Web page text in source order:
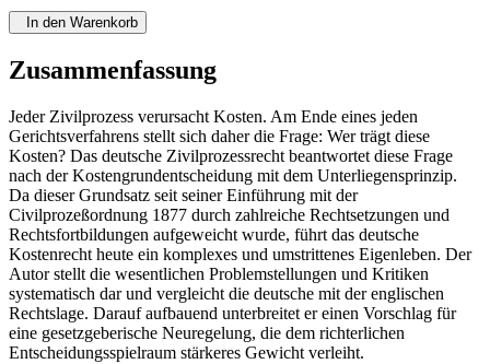
In den Warenkorb
Zusammenfassung
Jeder Zivilprozess verursacht Kosten. Am Ende eines jeden
Gerichtsverfahrens stellt sich daher die Frage: Wer trägt diese
Kosten? Das deutsche Zivilprozessrecht beantwortet diese Frage
nach der Kostengrundentscheidung mit dem Unterliegensprinzip.
Da dieser Grundsatz seit seiner Einführung mit der
Civilprozeßordnung 1877 durch zahlreiche Rechtsetzungen und
Rechtsfortbildungen aufgeweicht wurde, führt das deutsche
Kostenrecht heute ein komplexes und umstrittenes Eigenleben. Der
Autor stellt die wesentlichen Problemstellungen und Kritiken
systematisch dar und vergleicht die deutsche mit der englischen
Rechtslage. Darauf aufbauend unterbreitet er einen Vorschlag für
eine gesetzgeberische Neuregelung, die dem richterlichen
Entscheidungsspielraum stärkeres Gewicht verleiht.